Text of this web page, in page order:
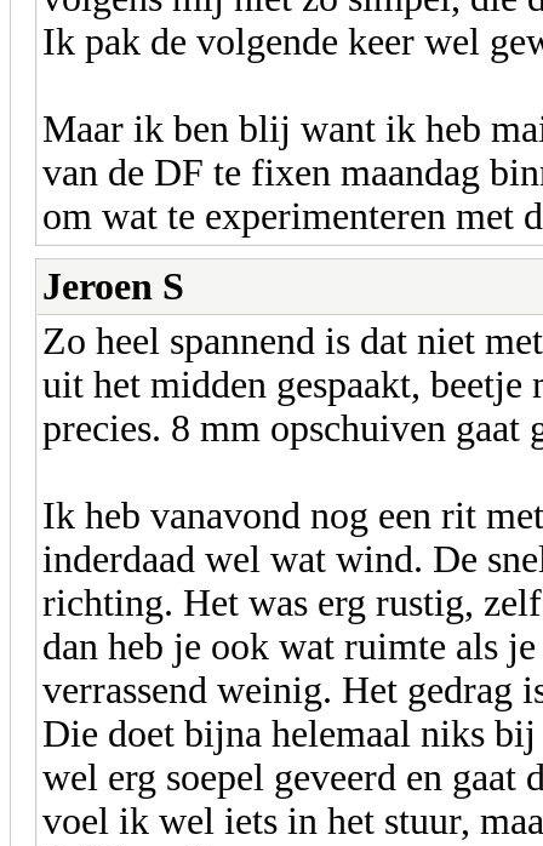
Ik pak de volgende keer wel
Maar ik ben blij want ik heb
van de DF te fixen maandag
om wat te experimenteren met
Jeroen S
Zo heel spannend is dat niet
uit het midden gespaakt,
precies. 8 mm opschuiven gaat
Ik heb vanavond nog een rit
inderdaad wel wat wind. De
richting. Het was erg rustig,
dan heb je ook wat ruimte als
verrassend weinig. Het gedrag
Die doet bijna helemaal niks
wel erg soepel geveerd en gaat
voel ik wel iets in het stuur,